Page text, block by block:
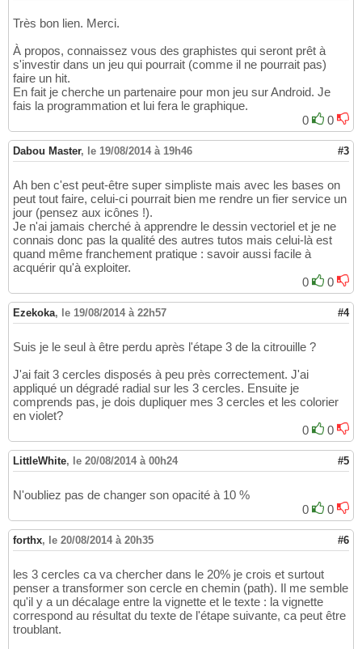
Très bon lien. Merci.
À propos, connaissez vous des graphistes qui seront prêt à
s'investir dans un jeu qui pourrait (comme il ne pourrait pas)
faire un hit.
En fait je cherche un partenaire pour mon jeu sur Android. Je
fais la programmation et lui fera le graphique.
0
0
Dabou Master, le 19/08/2014 à 19h46 #3
Ah ben c'est peut-être super simpliste mais avec les bases on
peut tout faire, celui-ci pourrait bien me rendre un fier service un
jour (pensez aux icônes !).
Je n'ai jamais cherché à apprendre le dessin vectoriel et je ne
connais donc pas la qualité des autres tutos mais celui-là est
quand même franchement pratique : savoir aussi facile à
acquérir qu'à exploiter.
0
0
Ezekoka, le 19/08/2014 à 22h57 #4
Suis je le seul à être perdu après l'étape 3 de la citrouille ?
J'ai fait 3 cercles disposés à peu près correctement. J'ai
appliqué un dégradé radial sur les 3 cercles. Ensuite je
comprends pas, je dois dupliquer mes 3 cercles et les colorier
en violet?
0
0
LittleWhite, le 20/08/2014 à 00h24 #5
N'oubliez pas de changer son opacité à 10 %
0
0
forthx, le 20/08/2014 à 20h35 #6
les 3 cercles ca va chercher dans le 20% je crois et surtout
penser a transformer son cercle en chemin (path). Il me semble
qu'il y a un décalage entre la vignette et le texte : la vignette
correspond au résultat du texte de l'étape suivante, ca peut être
troublant.